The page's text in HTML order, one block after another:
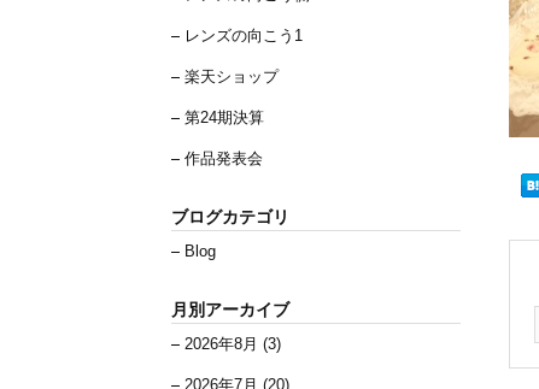
レンズの向こう1
楽天ショップ
第24期決算
作品発表会
ブログカテゴリ
Blog
月別アーカイブ
2026年8月 (3)
2026年7月 (20)